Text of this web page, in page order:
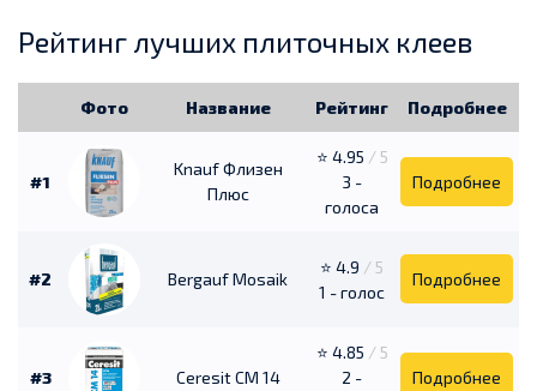
Рейтинг лучших плиточных клеев
Фото Название Рейтинг Подробнее
#1
Knauf Флизен
Плюс
⭐ 4.95 / 5
3 -
голоса
Подробнее
#2 Bergauf Mosaik
⭐ 4.9 / 5
1 - голос
Подробнее
#3 Ceresit CM 14
⭐ 4.85 / 5
2 -
Подробнее